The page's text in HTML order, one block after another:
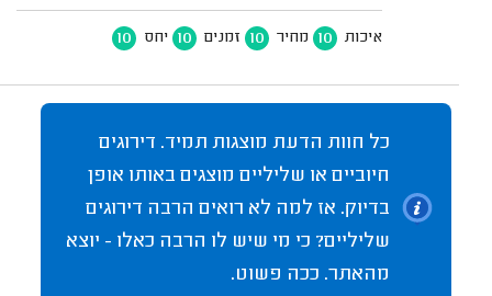
איכות 10 מחיר 10 זמנים 10 יחס 10
כל חוות הדעת מוצגות תמיד. דירוגים
חיוביים או שליליים מוצגים באותו אופן
בדיוק. אז למה לא רואים הרבה דירוגים
שליליים? כי מי שיש לו הרבה כאלו - יוצא
מהאתר. ככה פשוט.